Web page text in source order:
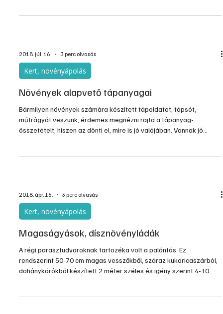
2018. júl. 16. 3 perc olvasás
Kert, növényápolás
Növények alapvető tápanyagai
Bármilyen növények számára készített tápoldatot, tápsót,
műtrágyát veszünk, érdemes megnézni rajta a tápanyag-
összetételt, hiszen az dönti el, mire is jó valójában. Vannak jó
2018. ápr. 16. 3 perc olvasás
Kert, növényápolás
Magaságyások, dísznövényládák
A régi parasztudvaroknak tartozéka volt a palántás. Ez
rendszerint 50-70 cm magas vesszőkből, száraz kukoricaszárból,
dohánykórókból készített 2 méter széles és igény szerint 4-10